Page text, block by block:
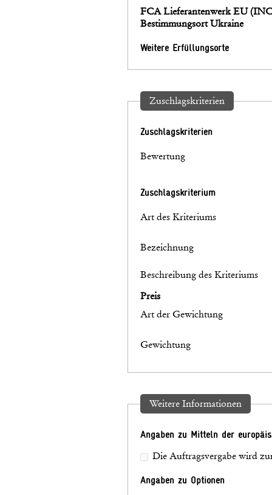
FCA Lieferantenwerk EU
Bestimmungsort Ukraine
Weitere Erfüllungsorte
Zuschlagskriterien
Zuschlagskriterien
Bewertung
Zuschlagskriterium
Art des Kriteriums
Bezeichnung
Beschreibung des Kriteriums
Preis
Art der Gewichtung
Gewichtung
Weitere Informationen
Angaben zu Mitteln der
Die Auftragsvergabe wird
Angaben zu Optionen